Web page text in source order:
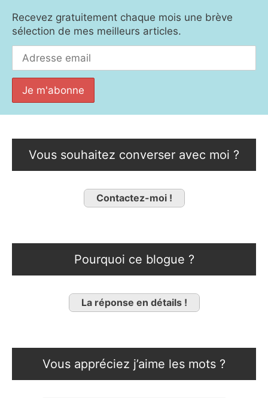
Recevez gratuitement chaque mois une brève
sélection de mes meilleurs articles.
Vous souhaitez converser avec moi ?
Contactez-moi !
Pourquoi ce blogue ?
La réponse en détails !
Vous appréciez j’aime les mots ?